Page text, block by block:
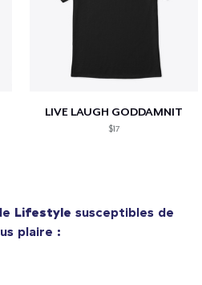
LIVE LAUGH GODDAMNIT
$17
Lifestyle susceptibles de
plaire :